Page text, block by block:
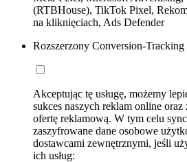
(RTBHouse), TikTok Pixel,
na kliknięciach, Ads Defender
Rozszerzony Conversion-Tracking
Akceptując tę usługę, możemy
sukces naszych reklam online
ofertę reklamową. W tym celu
zaszyfrowane dane osobowe
dostawcami zewnętrznymi, jeśli
ich usług: